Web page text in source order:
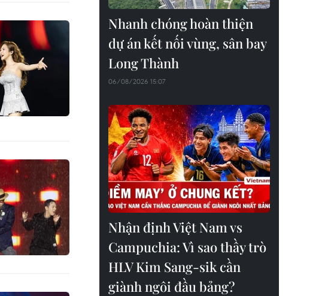
Nhanh chóng hoàn thiện
dự án kết nối vùng, sân bay
Long Thành
06/08/2026 15:07
Nhận định Việt Nam vs
Campuchia: Vì sao thầy trò
HLV Kim Sang-sik cần
giành ngôi đầu bảng?